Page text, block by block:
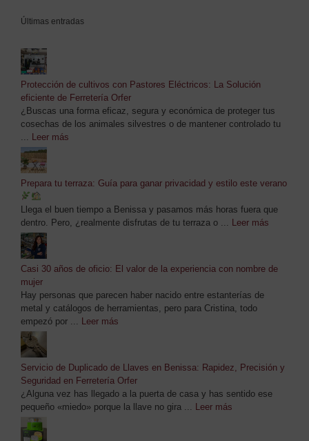
Últimas entradas
Protección de cultivos con Pastores Eléctricos: La Solución
eficiente de Ferretería Orfer
¿Buscas una forma eficaz, segura y económica de proteger tus
cosechas de los animales silvestres o de mantener controlado tu
... Leer más
Prepara tu terraza: Guía para ganar privacidad y estilo este verano
Llega el buen tiempo a Benissa y pasamos más horas fuera que
dentro. Pero, ¿realmente disfrutas de tu terraza o ... Leer más
Casi 30 años de oficio: El valor de la experiencia con nombre de
mujer
Hay personas que parecen haber nacido entre estanterías de
metal y catálogos de herramientas, pero para Cristina, todo
empezó por ... Leer más
Servicio de Duplicado de Llaves en Benissa: Rapidez, Precisión y
Seguridad en Ferretería Orfer
¿Alguna vez has llegado a la puerta de casa y has sentido ese
pequeño «miedo» porque la llave no gira ... Leer más